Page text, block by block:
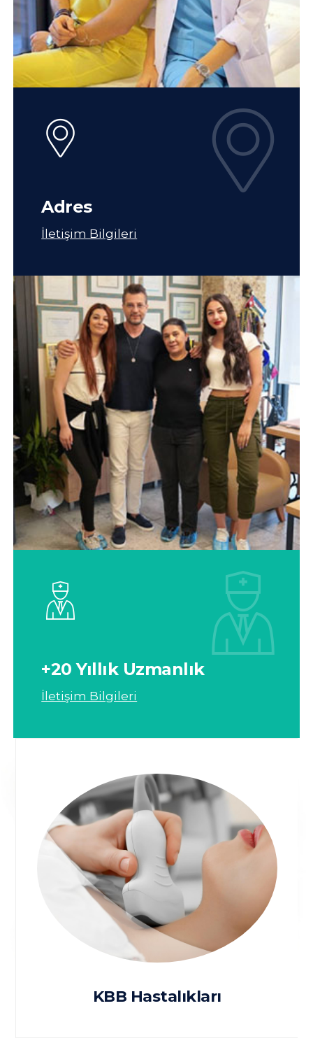
Adres
İletişim Bilgileri
+20 Yıllık Uzmanlık
İletişim Bilgileri
KBB Hastalıkları